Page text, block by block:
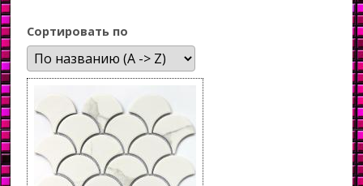
Сортировать по